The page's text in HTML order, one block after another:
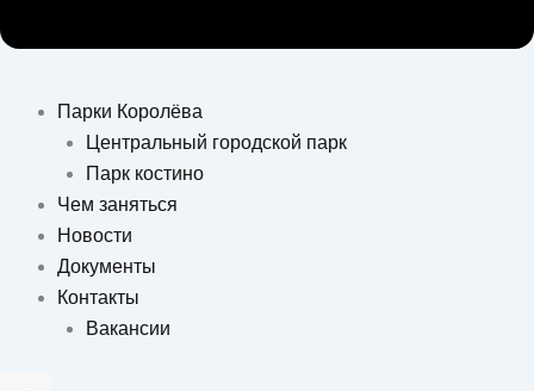
Парки Королёва
Центральный городской парк
Парк костино
Чем заняться
Новости
Документы
Контакты
Вакансии